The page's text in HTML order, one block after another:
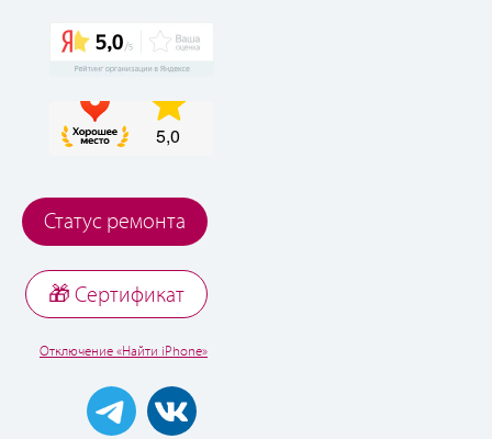
Статус ремонта
🎁 Cертификат
Отключение «Найти iPhone»